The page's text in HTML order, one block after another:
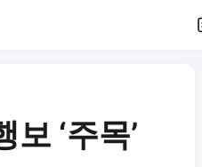
‘주목’